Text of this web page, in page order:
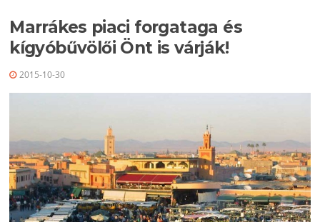
Marrákes piaci forgataga és
kígyóbűvölői Önt is várják!
2015-10-30